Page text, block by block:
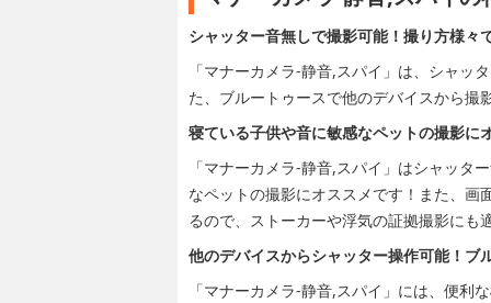
シャッター音無しで撮影可能！撮り方様々
「マナーカメラ-静音,スパイ」は、シャッ
た、ブルートゥースで他のデバイスから
寝ている子供や音に敏感なペットの撮影に
「マナーカメラ-静音,スパイ」はシャッタ
なペットの撮影にオススメです！また、
るので、ストーカーや浮気の証拠撮影にも
他のデバイスからシャッター操作可能！ブ
「マナーカメラ-静音,スパイ」には、便利